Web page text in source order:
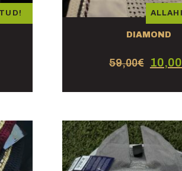
DIAMOND
59,00€ 10,00